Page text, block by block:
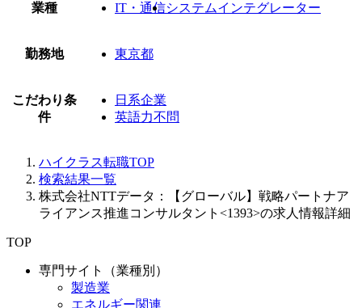
業種 IT・通信システムインテグレーター
勤務地 東京都
こだわり条
件
日系企業
英語力不問
ハイクラス転職TOP
検索結果一覧
株式会社NTTデータ：【グローバル】戦略パートナア
ライアンス推進コンサルタント<1393>の求人情報詳細
TOP
専門サイト（業種別）
製造業
エネルギー関連